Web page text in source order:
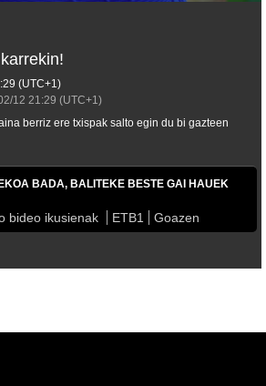
(UTC+1)
12 21:29 (UTC+1)
berriz ere txispak salto egin du bi gazteen
BADA, BALITEKE BESTE GAI HAUEK
bideo ikusienak ETB1 Goazen